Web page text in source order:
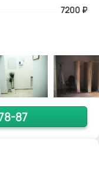
7200 ₽
87